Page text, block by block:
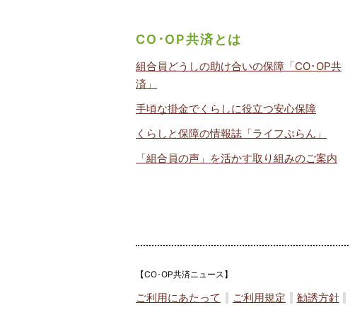
CO･OP共済とは
組合員どうしの助け合いの保障「CO･OP共
済」
手頃な掛金でくらしに役立つ安心保障
くらしと保障の情報誌「ライフぷらん」
「組合員の声」を活かす取り組みのご案内
【CO･OP共済ニュース】
ご利用にあたって ご利用規定 勧誘方針